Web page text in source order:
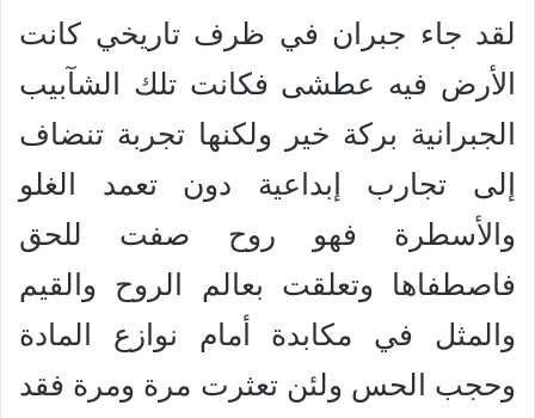
لقد جاء جبران في ظرف تاريخي كانت
الأرض فيه عطشى فكانت تلك الشآبيب
الجبرانية بركة خير ولكنها تجربة تنضاف
إلى تجارب إبداعية دون تعمد الغلو
والأسطرة فهو روح صفت للحق
فاصطفاها وتعلقت بعالم الروح والقيم
والمثل في مكابدة أمام نوازع المادة
وحجب الحس ولئن تعثرت مرة ومرة فقد